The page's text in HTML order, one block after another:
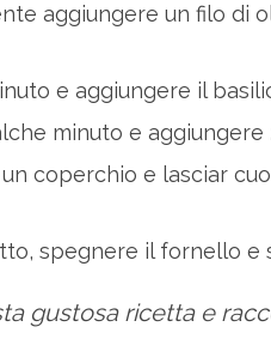
aggiungere un filo di
e aggiungere il
minuto e
coperchio e lasciar
spegnere il fornello e
gustosa ricetta e